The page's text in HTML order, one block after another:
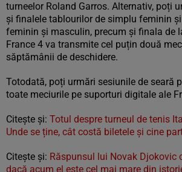
turneelor Roland Garros. Alternativ, poți
și finalele tablourilor de simplu feminin
feminin și masculin, precum și finala de
France 4 va transmite cel puțin două
săptămânii de deschidere.
Totodată, poți urmări sesiunile de seară
toate meciurile pe suporturi digitale ale
Citește și: Totul despre turneul de tenis
Unde se ține, cât costă biletele și cine
Citește și: Răspunsul lui Novak Djokovic
dacă acum el este cel mai mare din